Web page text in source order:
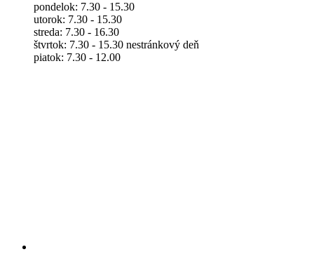
pondelok: 7.30 - 15.30
utorok: 7.30 - 15.30
streda: 7.30 - 16.30
štvrtok: 7.30 - 15.30 nestránkový deň
piatok: 7.30 - 12.00